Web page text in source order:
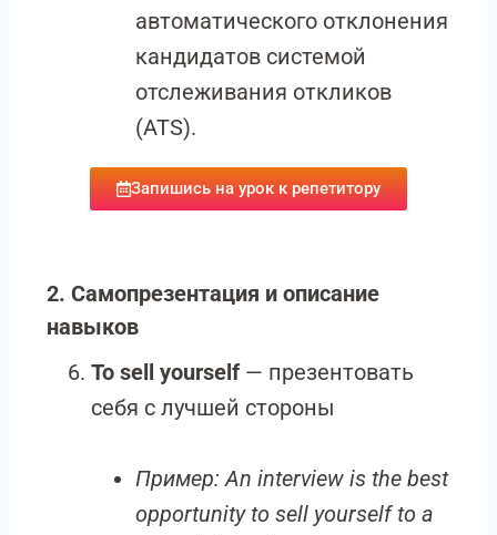
автоматического отклонения
кандидатов системой
отслеживания откликов
(ATS).
Запишись на урок к репетитору
2. Самопрезентация и описание
навыков
To sell yourself— презентовать
себя с лучшей стороны
Пример: An interview is the best
opportunity to sell yourself to a